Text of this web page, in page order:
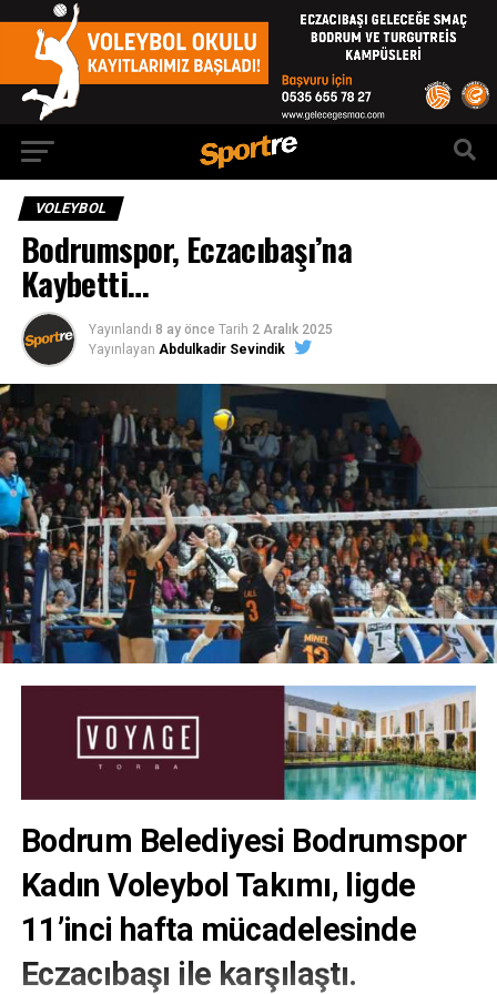
VOLEYBOL
Bodrumspor, Eczacıbaşı’na
Kaybetti…
Yayınlandı 8 ay önce Tarih 2 Aralık 2025
Yayınlayan Abdulkadir Sevindik
Bodrum Belediyesi Bodrumspor
Kadın Voleybol Takımı, ligde
11’inci hafta mücadelesinde
Eczacıbaşı ile karşılaştı.